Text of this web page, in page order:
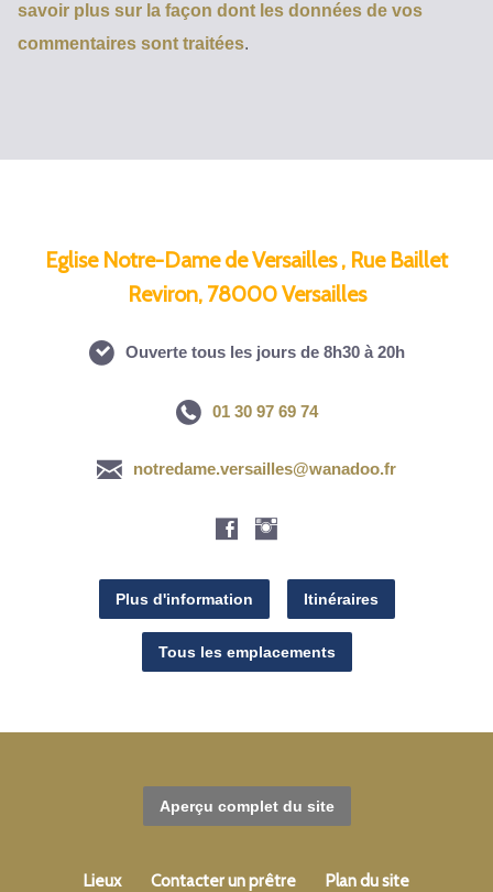
savoir plus sur la façon dont les données de vos
commentaires sont traitées.
Eglise Notre-Dame de Versailles , Rue Baillet
Reviron, 78000 Versailles
Ouverte tous les jours de 8h30 à 20h
01 30 97 69 74
notredame.versailles@wanadoo.fr
Plus d'information Itinéraires
Tous les emplacements
Aperçu complet du site
Lieux Contacter un prêtre Plan du site